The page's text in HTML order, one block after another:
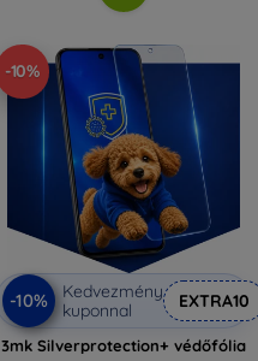
-10%
-10%
Kedvezmény
kuponnal
EXTRA10
3mk Silverprotection+ védőfólia